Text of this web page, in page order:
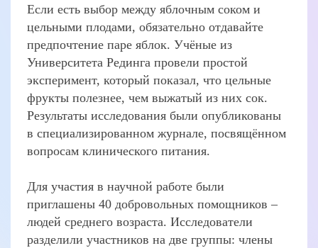
Если есть выбор между яблочным соком и
цельными плодами, обязательно отдавайте
предпочтение паре яблок. Учёные из
Университета Рединга провели простой
эксперимент, который показал, что цельные
фрукты полезнее, чем выжатый из них сок.
Результаты исследования были опубликованы
в специализированном журнале, посвящённом
вопросам клинического питания.
Для участия в научной работе были
приглашены 40 добровольных помощников –
людей среднего возраста. Исследователи
разделили участников на две группы: члены